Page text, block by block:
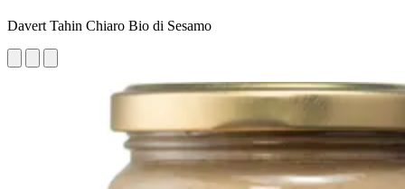
Davert Tahin Chiaro Bio di Sesamo